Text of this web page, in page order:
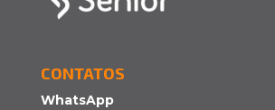
CONTATOS
WhatsApp